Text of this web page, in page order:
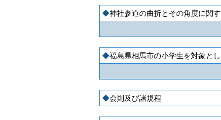
神社参道の曲折とその角度に関
福島県相馬市の小学生を対象と
会則及び諸規程